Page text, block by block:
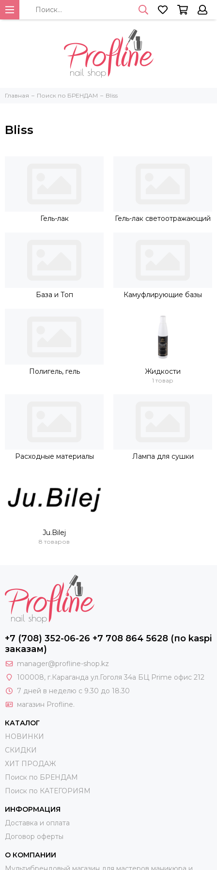
Главная Поиск по БРЕНДАМ Bliss
Bliss
Гель-лак Гель-лак светоотражающий
База и Топ Камуфлирующие базы
Полигель, гель Жидкости
1 товар
Расходные материалы Лампа для сушки
Ju.Bilej
8 товаров
+7 (708) 352-06-26 +7 708 864 5628 (по kaspi
заказам)
manager@profline-shop.kz
100008, г.Караганда ул.Гоголя 34а БЦ Prime офис 212
7 дней в неделю с 9.30 до 18.30
магазин Profline.
КАТАЛОГ
НОВИНКИ
СКИДКИ
ХИТ ПРОДАЖ
Поиск по БРЕНДАМ
Поиск по КАТЕГОРИЯМ
ИНФОРМАЦИЯ
Доставка и оплата
Договор оферты
О КОМПАНИИ